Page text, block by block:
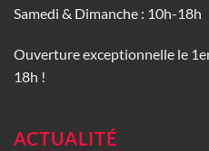
Samedi & Dimanche : 10h-18h
Ouverture exceptionnelle le
18h !
ACTUALITÉ